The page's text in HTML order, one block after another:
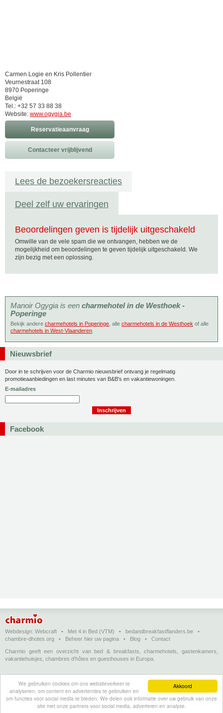
Akkoord
We gebruiken cookies om ons websiteverkeer te
analyseren, om content en advertenties te gebruiken en
om functies voor social media te bieden. We delen ook informatie over uw gebruik van onze
site met onze partners voor social media, adverteren en analyse.
Carmen Logie en Kris Pollentier
Veurnestraat 108
8970 Poperinge
België
Tel.: +32 57 33 88 38
Website: www.ogygia.be
Reservatieaanvraag
Contacteer vrijblijvend
Lees de bezoekersreacties
Deel zelf uw ervaringen
Beoordelingen geven is tijdelijk uitgeschakeld
Omwille van de vele spam die we ontvangen, hebben we de
mogelijkheid om beoordelingen te geven tijdelijk uitgeschakeld. We
zijn bezig met een oplossing.
Manoir Ogygia is een charmehotel in de Westhoek -
Poperinge
Bekijk andere charmehotels in Poperinge , alle charmehotels in de Westhoek of alle
charmehotels in West-Vlaanderen
Nieuwsbrief
Door in te schrijven voor de Charmio nieuwsbrief ontvang je regelmatig
promotieaanbiedingen en last minutes van B&B's en vakantiewoningen.
E-mailadres
Facebook
Webdesign: Webcraft • Met 4 in Bed (VTM) • bedandbreakfastflanders.be •
chambre-dhotes.org • Beheer hier uw pagina • Blog • Contact
Charmio geeft een overzicht van bed & breakfasts, charmehotels, gastenkamers,
vakantiehuisjes, chambres d'hôtes en guesthouses in Europa.
Bed & breakfasts, charmehotels en vakantiehuizen (in het Nederlands)•Chambres
d'hôtes, hôtels de charme et logements de vacances
(en français) •
Bed &
breakfasts, charming hotels and holiday accommodations
Bed &
Breakfast, Charme-Hotels und Ferienhäuser (auf Deutsch)•Bed & breakfast, hoteles
con encanto y alojamientos turísticos (en Enspañol)